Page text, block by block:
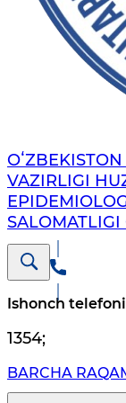
VAZIRLIGI
SALOMATLIGI
Ishonch telefoni
1354;
BARCHA